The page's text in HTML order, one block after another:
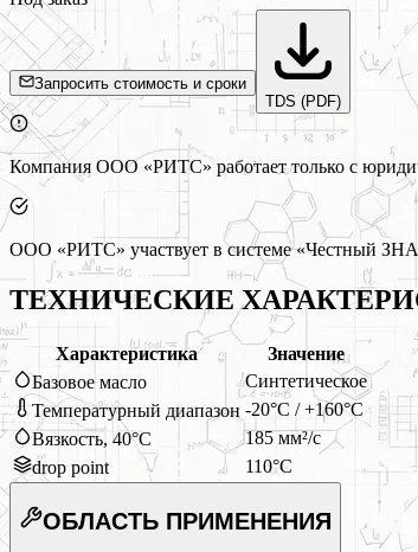
Запросить стоимость и сроки
TDS (PDF)
Компания ООО «РИТС» работает только с
ООО «РИТС» участвует в системе «Честный
ТЕХНИЧЕСКИЕ
Характеристика
Значение
Базовое масло
Синтетическое
Температурный диапазон -20°C / +160°C
Вязкость, 40°C
185 мм²/с
drop point
110°C
ОБЛАСТЬ ПРИМЕНЕНИЯ